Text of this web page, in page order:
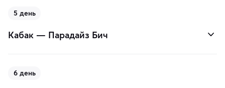
5 день
Кабак — Парадайз Бич
6 день